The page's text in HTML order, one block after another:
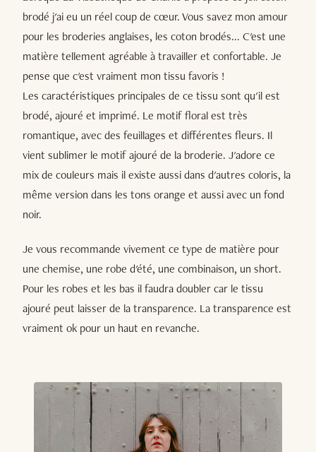
brodé j'ai eu un réel coup de cœur. Vous savez mon amour
pour les broderies anglaises, les coton brodés... C'est une
matière tellement agréable à travailler et confortable. Je
pense que c'est vraiment mon tissu favoris !
Les caractéristiques principales de ce tissu sont qu'il est
brodé, ajouré et imprimé. Le motif floral est très
romantique, avec des feuillages et différentes fleurs. Il
vient sublimer le motif ajouré de la broderie. J'adore ce
mix de couleurs mais il existe aussi dans d'autres coloris, la
même version dans les tons orange et aussi avec un fond
noir.
Je vous recommande vivement ce type de matière pour
une chemise, une robe d'été, une combinaison, un short.
Pour les robes et les bas il faudra doubler car le tissu
ajouré peut laisser de la transparence. La transparence est
vraiment ok pour un haut en revanche.